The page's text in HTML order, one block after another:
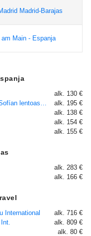
Madrid-Barajas
am Main - Espanja
alk. 130 €
Lento Frankfurt am Main - Teneriffa-Reina Sofían lentoasema
alk. 195 €
alk. 138 €
alk. 154 €
alk. 155 €
alk. 283 €
alk. 166 €
International
alk. 716 €
alk. 809 €
alk. 80 €